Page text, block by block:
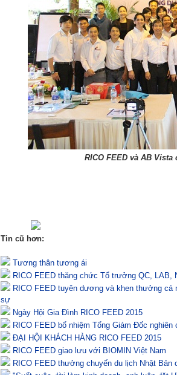
RICO FEED và AB
Tin cũ hơn:
Tương thân tương ái
RICO FEED thăng chức Tổ trưởng QC, LAB,
RICO FEED tuyên dương và khen thưởng cá
sự
Ngày Hội Gia Đình RICO FEED 2015
RICO FEED bổ nhiệm Tổng Giám Đốc nghiên
ĐẠI HỘI KHÁCH HÀNG RICO FEED 2015
RICO FEED giao lưu với BIOMIN Việt Nam
RICO FEED thưởng chuyến du lịch Nhật Bản